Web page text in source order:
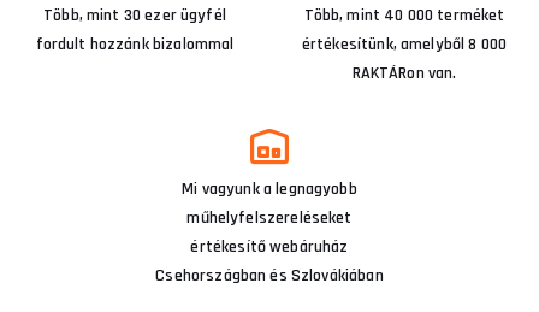
Több, mint 30 ezer ügyfél
fordult hozzánk bizalommal
Több, mint 40 000 terméket
értékesítünk, amelyből 8 000
RAKTÁRon van.
Mi vagyunk a legnagyobb
műhelyfelszereléseket
értékesítő webáruház
Csehországban és Szlovákiában